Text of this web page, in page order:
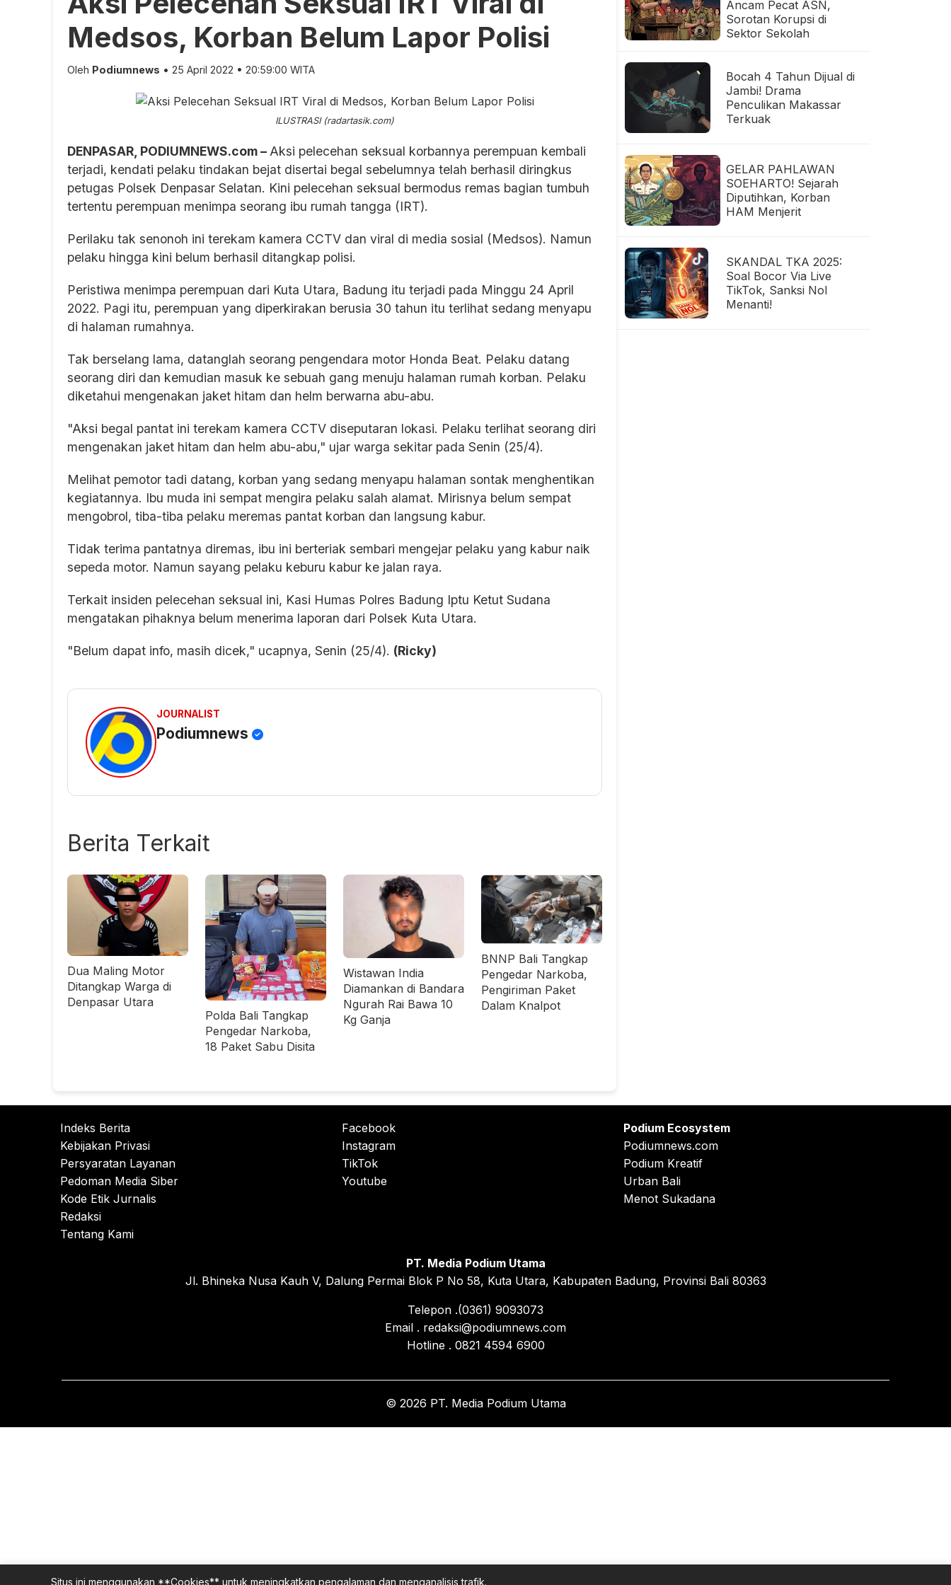
Medsos, Korban Belum Lapor Polisi
Oleh Podiumnews • 25 April 2022 • 20:59:00 WITA
ILUSTRASI (radartasik.com)
DENPASAR, PODIUMNEWS.com – Aksi pelecehan seksual korbannya perempuan kembali
terjadi, kendati pelaku tindakan bejat disertai begal sebelumnya telah berhasil diringkus
petugas Polsek Denpasar Selatan. Kini pelecehan seksual bermodus remas bagian tumbuh
tertentu perempuan menimpa seorang ibu rumah tangga (IRT).
Perilaku tak senonoh ini terekam kamera CCTV dan viral di media sosial (Medsos). Namun
pelaku hingga kini belum berhasil ditangkap polisi.
Peristiwa menimpa perempuan dari Kuta Utara, Badung itu terjadi pada Minggu 24 April
2022. Pagi itu, perempuan yang diperkirakan berusia 30 tahun itu terlihat sedang menyapu
di halaman rumahnya.
Tak berselang lama, datanglah seorang pengendara motor Honda Beat. Pelaku datang
seorang diri dan kemudian masuk ke sebuah gang menuju halaman rumah korban. Pelaku
diketahui mengenakan jaket hitam dan helm berwarna abu-abu.
"Aksi begal pantat ini terekam kamera CCTV diseputaran lokasi. Pelaku terlihat seorang diri
mengenakan jaket hitam dan helm abu-abu," ujar warga sekitar pada Senin (25/4).
Melihat pemotor tadi datang, korban yang sedang menyapu halaman sontak menghentikan
kegiatannya. Ibu muda ini sempat mengira pelaku salah alamat. Mirisnya belum sempat
mengobrol, tiba-tiba pelaku meremas pantat korban dan langsung kabur.
Tidak terima pantatnya diremas, ibu ini berteriak sembari mengejar pelaku yang kabur naik
sepeda motor. Namun sayang pelaku keburu kabur ke jalan raya.
Terkait insiden pelecehan seksual ini, Kasi Humas Polres Badung Iptu Ketut Sudana
mengatakan pihaknya belum menerima laporan dari Polsek Kuta Utara.
"Belum dapat info, masih dicek," ucapnya, Senin (25/4). (Ricky)
JOURNALIST
Podiumnews
Berita Terkait
Dua Maling Motor
Ditangkap Warga di
Denpasar Utara
Polda Bali Tangkap
Pengedar Narkoba,
18 Paket Sabu Disita
Wistawan India
Diamankan di Bandara
Ngurah Rai Bawa 10
Kg Ganja
BNNP Bali Tangkap
Pengedar Narkoba,
Pengiriman Paket
Dalam Knalpot
Ancam Pecat ASN,
Sorotan Korupsi di
Sektor Sekolah
Bocah 4 Tahun Dijual di
Jambi! Drama
Penculikan Makassar
Terkuak
GELAR PAHLAWAN
SOEHARTO! Sejarah
Diputihkan, Korban
HAM Menjerit
SKANDAL TKA 2025:
Soal Bocor Via Live
TikTok, Sanksi Nol
Menanti!
Indeks Berita
Kebijakan Privasi
Persyaratan Layanan
Pedoman Media Siber
Kode Etik Jurnalis
Redaksi
Tentang Kami
Facebook
Instagram
TikTok
Youtube
Podium Ecosystem
Podiumnews.com
Podium Kreatif
Urban Bali
Menot Sukadana
PT. Media Podium Utama
Jl. Bhineka Nusa Kauh V, Dalung Permai Blok P No 58, Kuta Utara, Kabupaten Badung, Provinsi Bali 80363
Telepon .(0361) 9093073
Email . redaksi@podiumnews.com
Hotline . 0821 4594 6900
© 2026 PT. Media Podium Utama
Situs ini menggunakan **Cookies** untuk meningkatkan pengalaman dan menganalisis trafik.